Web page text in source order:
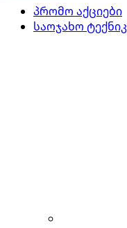
პრომო აქციები
საოჯახო